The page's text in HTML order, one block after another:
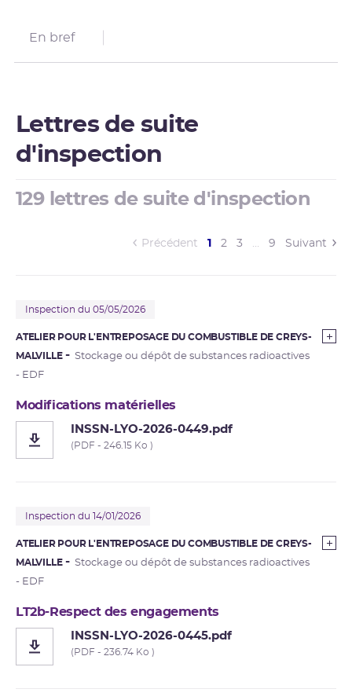
En bref
Lettres de suite
d'inspection
129 lettres de suite d'inspection
Précédent 1 (current)
2 3 … 9 Suivant
Inspection du 05/05/2026
ATELIER POUR L'ENTREPOSAGE DU COMBUSTIBLE DE CREYS-
MALVILLE
Stockage ou dépôt de substances radioactives
- EDF
Modifications matérielles
INSSN-LYO-2026-0449.pdf
(PDF - 246.15 Ko )
Inspection du 14/01/2026
ATELIER POUR L'ENTREPOSAGE DU COMBUSTIBLE DE CREYS-
MALVILLE
Stockage ou dépôt de substances radioactives
- EDF
LT2b-Respect des engagements
INSSN-LYO-2026-0445.pdf
(PDF - 236.74 Ko )